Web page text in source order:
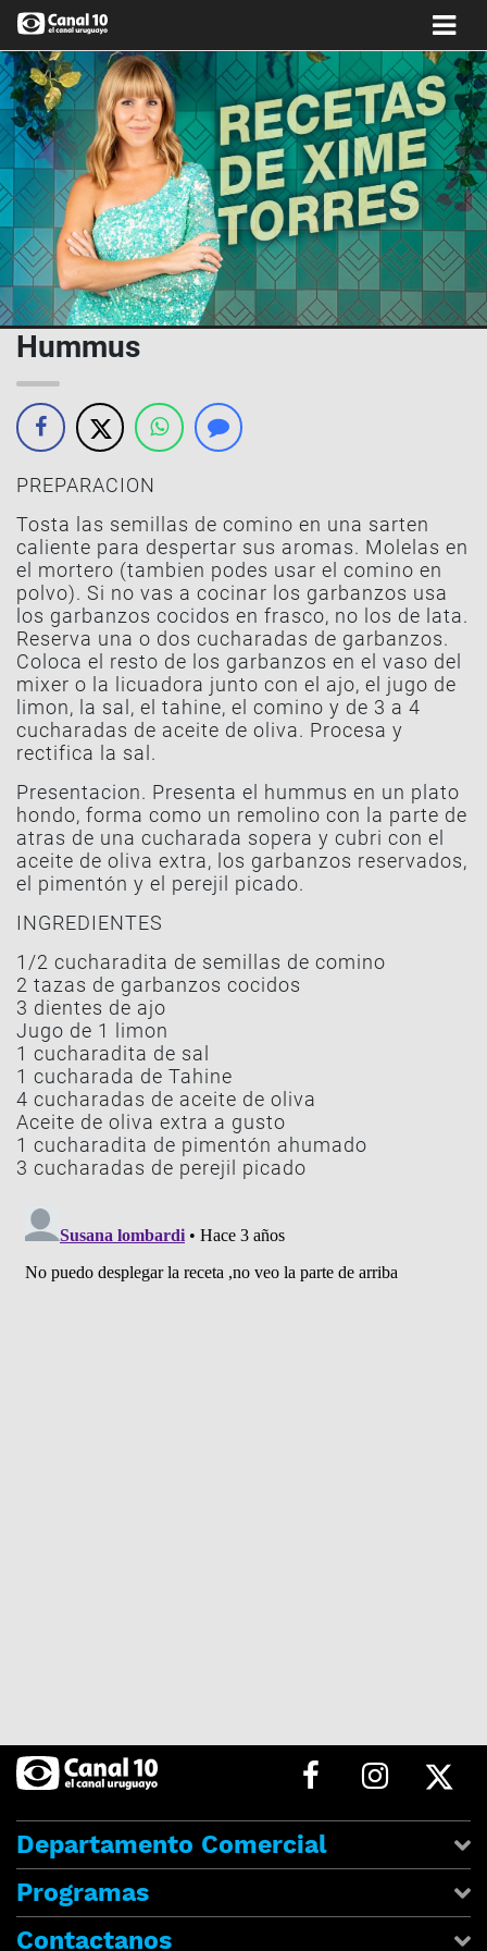
Hummus
PREPARACION
Tosta las semillas de comino en una sarten
caliente para despertar sus aromas. Molelas en
el mortero (tambien podes usar el comino en
polvo). Si no vas a cocinar los garbanzos usa
los garbanzos cocidos en frasco, no los de lata.
Reserva una o dos cucharadas de garbanzos.
Coloca el resto de los garbanzos en el vaso del
mixer o la licuadora junto con el ajo, el jugo de
limon, la sal, el tahine, el comino y de 3 a 4
cucharadas de aceite de oliva. Procesa y
rectifica la sal.
Presentacion. Presenta el hummus en un plato
hondo, forma como un remolino con la parte de
atras de una cucharada sopera y cubri con el
aceite de oliva extra, los garbanzos reservados,
el pimentón y el perejil picado.
INGREDIENTES
1/2 cucharadita de semillas de comino
2 tazas de garbanzos cocidos
3 dientes de ajo
Jugo de 1 limon
1 cucharadita de sal
1 cucharada de Tahine
4 cucharadas de aceite de oliva
Aceite de oliva extra a gusto
1 cucharadita de pimentón ahumado
3 cucharadas de perejil picado
Departamento Comercial
Programas
Contactanos